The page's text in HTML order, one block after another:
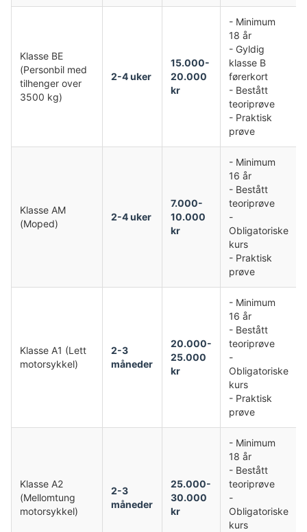
Klasse BE
(Personbil med
tilhenger over
3500 kg)
2-4 uker
15.000-
20.000
kr
- Minimum
18 år
- Gyldig
klasse B
førerkort
- Bestått
teoriprøve
- Praktisk
prøve
Klasse AM
(Moped)
2-4 uker
7.000-
10.000
kr
- Minimum
16 år
- Bestått
teoriprøve
-
Obligatoriske
kurs
- Praktisk
prøve
Klasse A1 (Lett
motorsykkel)
2-3
måneder
20.000-
25.000
kr
- Minimum
16 år
- Bestått
teoriprøve
-
Obligatoriske
kurs
- Praktisk
prøve
Klasse A2
(Mellomtung
motorsykkel)
2-3
måneder
25.000-
30.000
kr
- Minimum
18 år
- Bestått
teoriprøve
-
Obligatoriske
kurs